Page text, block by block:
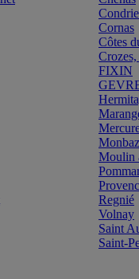
Cornas
Côtes
FIXIN
Moulin
Regnié
Volnay
Saint
Saint-